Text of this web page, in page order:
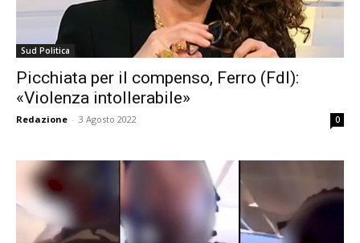
Sud Politica
Picchiata per il compenso, Ferro (FdI):
«Violenza intollerabile»
Redazione - 3 Agosto 2022 0